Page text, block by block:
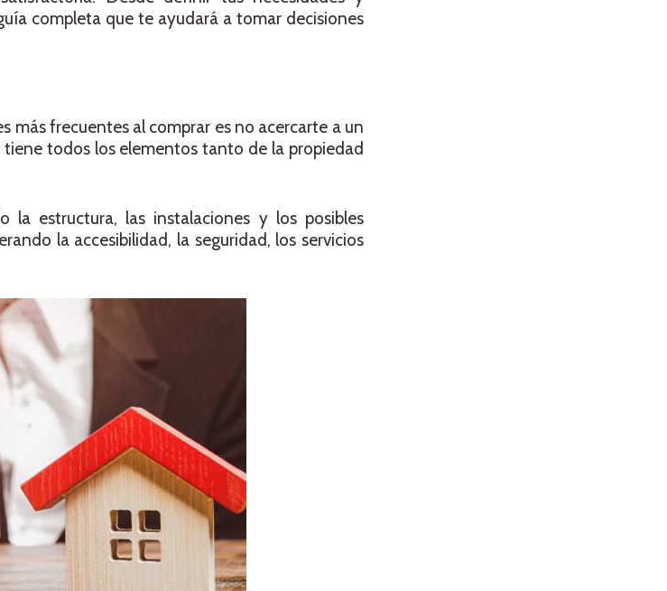
completa que te ayudará a tomar decisiones
más frecuentes al comprar es no acercarte a un
tiene todos los elementos tanto de la propiedad
la estructura, las instalaciones y los posibles
la accesibilidad, la seguridad, los servicios